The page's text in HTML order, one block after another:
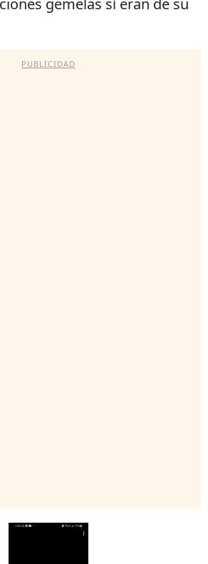
gemelas sí eran de su
PUBLICIDAD